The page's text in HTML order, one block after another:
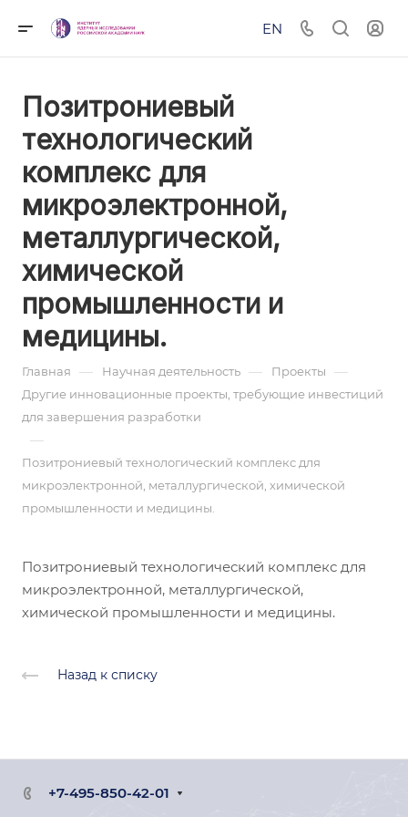
EN
Позитрониевый
технологический
комплекс для
микроэлектронной,
металлургической,
химической
промышленности и
медицины.
Главная — Научная деятельность — Проекты —
Другие инновационные проекты, требующие инвестиций
для завершения разработки
—
Позитрониевый технологический комплекс для
микроэлектронной, металлургической, химической
промышленности и медицины.
Позитрониевый технологический комплекс для
микроэлектронной, металлургической,
химической промышленности и медицины.
Назад к списку
+7-495-850-42-01